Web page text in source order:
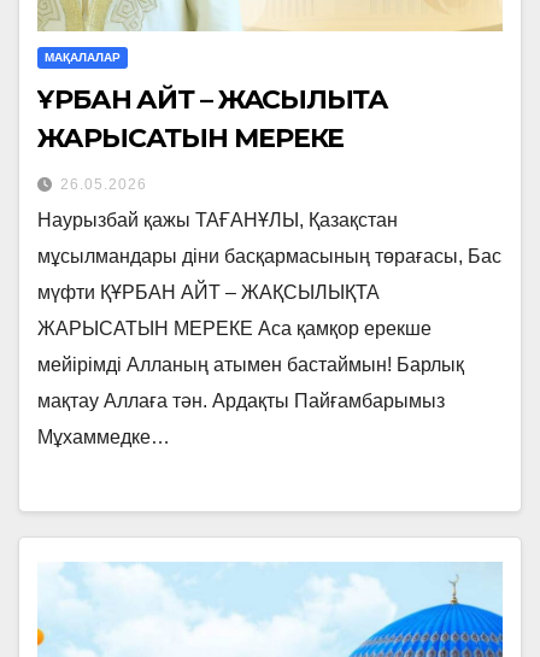
МАҚАЛАЛАР
ҚҰРБАН АЙТ – ЖАҚСЫЛЫҚТА
ЖАРЫСАТЫН МЕРЕКЕ
26.05.2026
Наурызбай қажы ТАҒАНҰЛЫ, Қазақстан
мұсылмандары діни басқармасының төрағасы, Бас
мүфти ҚҰРБАН АЙТ – ЖАҚСЫЛЫҚТА
ЖАРЫСАТЫН МЕРЕКЕ Аса қамқор ерекше
мейірімді Алланың атымен бастаймын! Барлық
мақтау Аллаға тән. Ардақты Пайғамбарымыз
Мұхаммедке…